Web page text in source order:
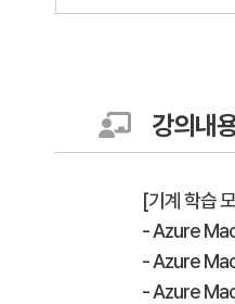
강의내
[기계 학습
- Azure
- Azure
- Azure